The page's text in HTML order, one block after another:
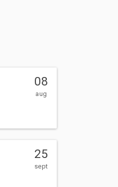
08
aug
25
sept